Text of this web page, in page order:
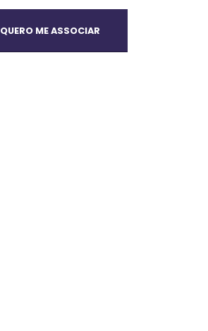
QUERO ME ASSOCIAR